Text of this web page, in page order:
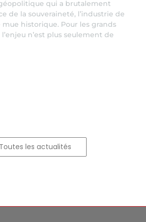
qui a brutalement
de la souveraineté, l’industrie de
historique. Pour les grands
n’est plus seulement de
Toutes les actualités